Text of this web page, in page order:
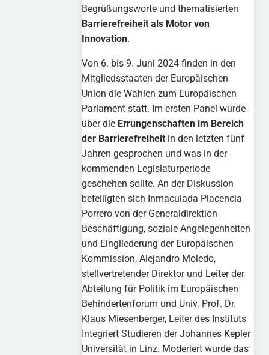
Begrüßungsworte und thematisierten
Barrierefreiheit als Motor von
Innovation.
Von 6. bis 9. Juni 2024 finden in den
Mitgliedsstaaten der Europäischen
Union die Wahlen zum Europäischen
Parlament statt. Im ersten Panel wurde
über die Errungenschaften im Bereich
der Barrierefreiheit in den letzten fünf
Jahren gesprochen und was in der
kommenden Legislaturperiode
geschehen sollte. An der Diskussion
beteiligten sich Inmaculada Placencia
Porrero von der Generaldirektion
Beschäftigung, soziale Angelegenheiten
und Eingliederung der Europäischen
Kommission, Alejandro Moledo,
stellvertretender Direktor und Leiter der
Abteilung für Politik im Europäischen
Behindertenforum und Univ. Prof. Dr.
Klaus Miesenberger, Leiter des Instituts
Integriert Studieren der Johannes Kepler
Universität in Linz. Moderiert wurde das